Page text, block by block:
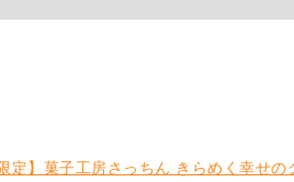
限定】菓子工房さっちん きらめく幸せ